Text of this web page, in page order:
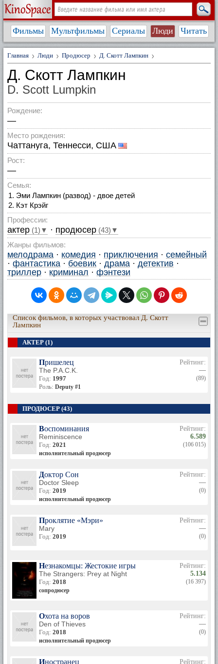
Фильмы Мультфильмы Сериалы Люди Читать
Главная Люди Продюсер Д. Скотт Лампкин
Д. Скотт Лампкин
D. Scott Lumpkin
Рождение:
—
Место рождения:
Чаттануга, Теннесси, США
Рост:
—
Семья:
Эми Лампкин (развод) - двое детей
Кэт Крэйг
Профессии:
актер (1)▼ · продюсер (43)▼
Жанры фильмов:
мелодрама · комедия · приключения · семейный
· фантастика · боевик · драма · детектив ·
триллер · криминал · фэнтези
Список фильмов, в которых участвовал Д. Скотт
Лампкин
АКТЕР (1)
Пришелец
The P.A.C.K.
Год: 1997
Роль: Deputy #1
Рейтинг:
—
(89)
ПРОДЮСЕР (43)
Воспоминания
Reminiscence
Год: 2021
исполнительный продюсер
Рейтинг:
6.589
(106 015)
Доктор Сон
Doctor Sleep
Год: 2019
исполнительный продюсер
Рейтинг:
—
(0)
Проклятие «Мэри»
Mary
Год: 2019
Рейтинг:
—
(0)
Незнакомцы: Жестокие игры
The Strangers: Prey at Night
Год: 2018
сопродюсер
Рейтинг:
5.134
(16 397)
Охота на воров
Den of Thieves
Год: 2018
исполнительный продюсер
Рейтинг:
—
(0)
Иностранец
Рейтинг: